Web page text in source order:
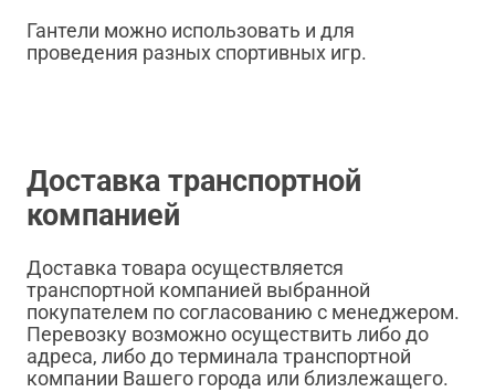
Гантели можно использовать и для
проведения разных спортивных игр.
Доставка транспортной
компанией
Доставка товара осуществляется
транспортной компанией выбранной
покупателем по согласованию с менеджером.
Перевозку возможно осуществить либо до
адреса, либо до терминала транспортной
компании Вашего города или близлежащего.